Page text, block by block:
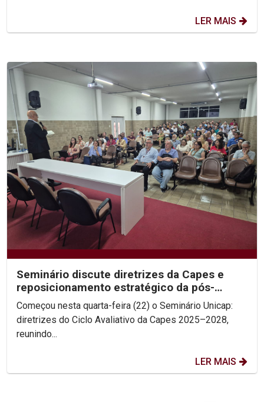
LER MAIS
Seminário discute diretrizes da Capes e
reposicionamento estratégico da pós-
graduação
Começou nesta quarta-feira (22) o Seminário Unicap:
diretrizes do Ciclo Avaliativo da Capes 2025–2028,
reunindo...
LER MAIS